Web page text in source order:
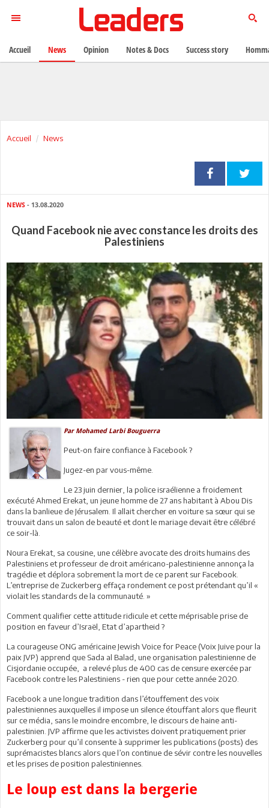
Accueil News
NEWS - 13.08.2020
Quand Facebook nie avec constance les droits des
Palestiniens
Par Mohamed Larbi Bouguerra
Peut-on faire confiance à Facebook ?
Jugez-en par vous-même.
Le 23 juin dernier, la police israélienne a froidement
exécuté Ahmed Erekat, un jeune homme de 27 ans habitant à Abou Dis
dans la banlieue de Jérusalem. Il allait chercher en voiture sa sœur qui se
trouvait dans un salon de beauté et dont le mariage devait être célébré
ce soir-là.
Noura Erekat, sa cousine, une célèbre avocate des droits humains des
Palestiniens et professeur de droit américano-palestinienne annonça la
tragédie et déplora sobrement la mort de ce parent sur Facebook.
L’entreprise de Zuckerberg effaça rondement ce post prétendant qu’il «
violait les standards de la communauté. »
Comment qualifier cette attitude ridicule et cette méprisable prise de
position en faveur d’Israël, Etat d’apartheid ?
La courageuse ONG américaine Jewish Voice for Peace (Voix Juive pour la
paix JVP) apprend que Sada al Balad, une organisation palestinienne de
Cisjordanie occupée, a relevé plus de 400 cas de censure exercée par
Facebook contre les Palestiniens - rien que pour cette année 2020.
Facebook a une longue tradition dans l’étouffement des voix
palestiniennes auxquelles il impose un silence étouffant alors que fleurit
sur ce média, sans le moindre encombre, le discours de haine anti-
palestinien. JVP affirme que les activistes doivent pratiquement prier
Zuckerberg pour qu’il consente à supprimer les publications (posts) des
suprémacistes blancs alors que l’on continue de sévir contre les nouvelles
et les prises de position palestiniennes.
Le loup est dans la bergerie
Accueil News Opinion Notes & Docs Success story